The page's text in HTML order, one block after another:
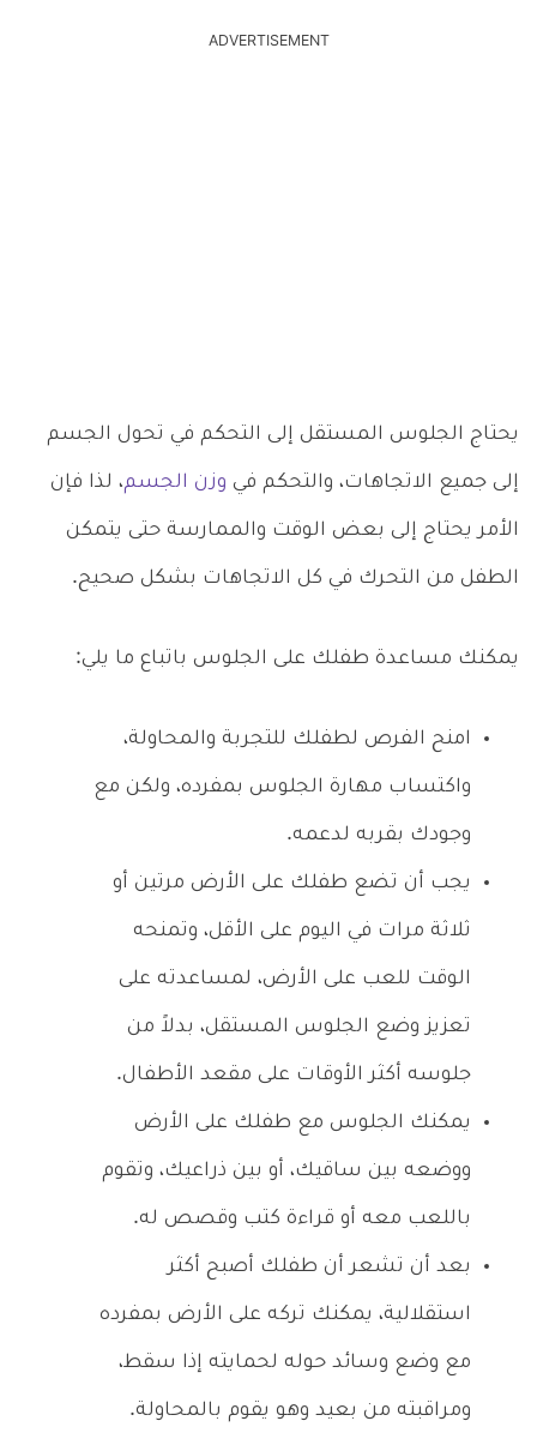
ADVERTISEMENT
يحتاج الجلوس المستقل إلى التحكم في تحول الجسم
إلى جميع الاتجاهات، والتحكم في وزن الجسم، لذا فإن
الأمر يحتاج إلى بعض الوقت والممارسة حتى يتمكن
الطفل من التحرك في كل الاتجاهات بشكل صحيح.
يمكنك مساعدة طفلك على الجلوس باتباع ما يلي:
امنح الفرص لطفلك للتجربة والمحاولة،
واكتساب مهارة الجلوس بمفرده، ولكن مع
وجودك بقربه لدعمه.
يجب أن تضع طفلك على الأرض مرتين أو
ثلاثة مرات في اليوم على الأقل، وتمنحه
الوقت للعب على الأرض، لمساعدته على
تعزيز وضع الجلوس المستقل، بدلاً من
جلوسه أكثر الأوقات على مقعد الأطفال.
يمكنك الجلوس مع طفلك على الأرض
ووضعه بين ساقيك، أو بين ذراعيك، وتقوم
باللعب معه أو قراءة كتب وقصص له.
بعد أن تشعر أن طفلك أصبح أكثر
استقلالية، يمكنك تركه على الأرض بمفرده
مع وضع وسائد حوله لحمايته إذا سقط،
ومراقبته من بعيد وهو يقوم بالمحاولة.